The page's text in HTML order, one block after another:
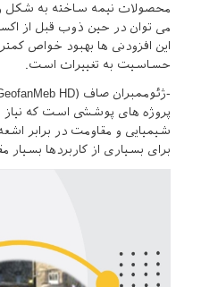
محصولات نیمه ساخته به شکل
می توان در حین ذوب قبل از
این افزودنی ها بهبود خواص
حساسیت به تغییرات است.
پروژه های پوششی است که نیاز
شیمیایی و مقاومت در برابر اشعه
برای بسیاری از کاربردها بسیار